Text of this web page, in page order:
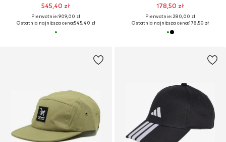
545,40 zł
Pierwotnie: 909,00 zł
Ostatnia najniższa cena:545,40 zł
178,50 zł
Pierwotnie: 280,00 zł
Ostatnia najniższa cena:178,50 zł